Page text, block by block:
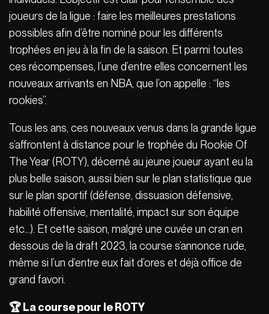
joueurs de la ligue : faire les meilleures prestations
possibles afin d’être nominé pour les différents
trophées en jeu à la fin de la saison. Et parmi toutes
ces récompenses, l’une d’entre elles concernent les
nouveaux arrivants en NBA, que l’on appelle : “les
rookies”.
Tous les ans, ces nouveaux venus dans la grande ligue
s’affrontent à distance pour le trophée du Rookie Of
The Year (ROTY), décerné au jeune joueur ayant eu la
plus belle saison, aussi bien sur le plan statistique que
sur le plan sportif (défense, dissuasion défensive,
habilité offensive, mentalité, impact sur son équipe
etc…). Et cette saison, malgré une cuvée un cran en
dessous de la draft 2023, la course s’annonce rude,
même si l’un d’entre eux fait d’ores et déjà office de
grand favori.
🏆 La course pour le ROTY